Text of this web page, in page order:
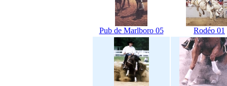
Pub de Marlboro 05 Rodéo 01